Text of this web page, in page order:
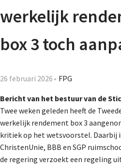
werkelijk
box 3 toch
26 februari 2026 FPG
Bericht van het bestuur van de
Twee weken geleden heeft de
werkelijk rendement box 3
kritiek op het wetsvoorstel. Daarbij
ChristenUnie, BBB en SGP
de regering verzoekt een regeling